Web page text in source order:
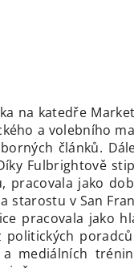
na katedře
a volebního
článků.
Fulbrightově
pracovala jako
starostu v San
pracovala jako
mediálních